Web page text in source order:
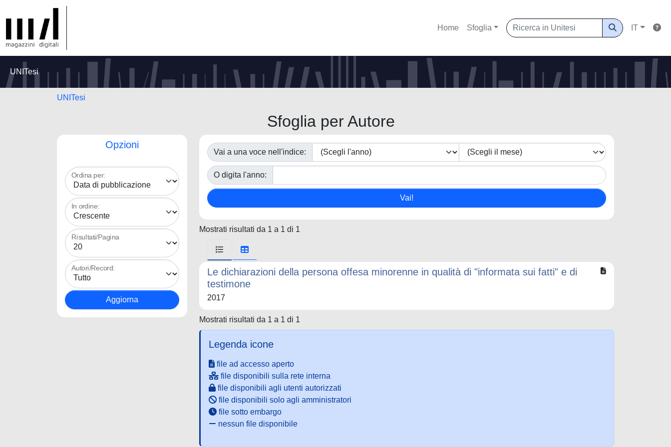
Home Sfoglia IT
UNITesi
UNITesi
Sfoglia per Autore
Opzioni
Ordina per:
In ordine:
Risultati/Pagina
Autori/Record:
Vai a una voce nell'indice:
O digita l'anno:
Mostrati risultati da 1 a 1 di 1
Le dichiarazioni della persona offesa minorenne in qualità di "informata sui fatti" e di
testimone
2017
Mostrati risultati da 1 a 1 di 1
Legenda icone
file ad accesso aperto
file disponibili sulla rete interna
file disponibili agli utenti autorizzati
file disponibili solo agli amministratori
file sotto embargo
nessun file disponibile